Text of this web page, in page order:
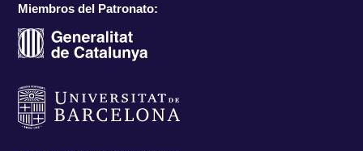
Miembros del Patronato: